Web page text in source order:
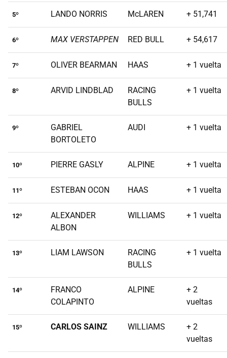
5º LANDO NORRIS McLAREN + 51,741
6º MAX VERSTAPPEN RED BULL + 54,617
7º OLIVER BEARMAN HAAS + 1 vuelta
8º ARVID LINDBLAD
RACING
BULLS
+ 1 vuelta
9º
GABRIEL
BORTOLETO
AUDI + 1 vuelta
10º PIERRE GASLY ALPINE + 1 vuelta
11º ESTEBAN OCON HAAS + 1 vuelta
12º
ALEXANDER
ALBON
WILLIAMS + 1 vuelta
13º LIAM LAWSON
RACING
BULLS
+ 1 vuelta
14º
FRANCO
COLAPINTO
ALPINE
+ 2
vueltas
15º CARLOS SAINZ WILLIAMS
+ 2
vueltas